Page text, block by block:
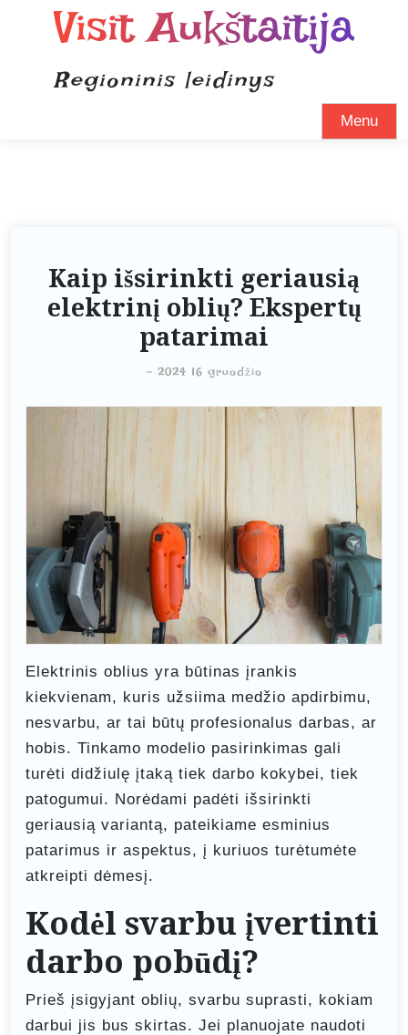
Visit Aukštaitija
Regioninis leidinys
Menu
Kaip išsirinkti geriausią
elektrinį oblių? Ekspertų
patarimai
- 2024 16 gruodžio
Elektrinis oblius yra būtinas įrankis
kiekvienam, kuris užsiima medžio apdirbimu,
nesvarbu, ar tai būtų profesionalus darbas, ar
hobis. Tinkamo modelio pasirinkimas gali
turėti didžiulę įtaką tiek darbo kokybei, tiek
patogumui. Norėdami padėti išsirinkti
geriausią variantą, pateikiame esminius
patarimus ir aspektus, į kuriuos turėtumėte
atkreipti dėmesį.
Kodėl svarbu įvertinti
darbo pobūdį?
Prieš įsigyjant oblių, svarbu suprasti, kokiam
darbui jis bus skirtas. Jei planuojate naudoti